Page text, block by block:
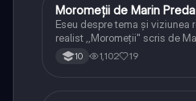
Limba și literatura română
Moromeții de Marin Preda
Eseu despre tema și viziunea
realist ,,Moromeții" scris de
10 1,102 19